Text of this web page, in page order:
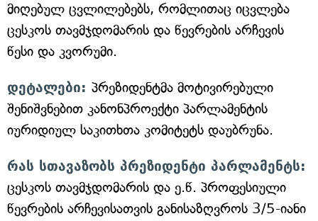
მიღებულ ცვლილებებს, რომლითაც იცვლება
ცესკოს თავმჯდომარის და წევრების არჩევის
წესი და კვორუმი.
დეტალები: პრეზიდენტმა მოტივირებული
შენიშვნებით კანონპროექტი პარლამენტის
იურიდიულ საკითხთა კომიტეტს დაუბრუნა.
რას სთავაზობს პრეზიდენტი პარლამენტს:
ცესკოს თავმჯდომარის და ე.წ. პროფესიული
წევრების არჩევისათვის განისაზღვროს 3/5-იანი